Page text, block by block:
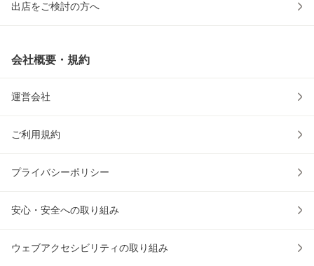
出店をご検討の方へ
会社概要・規約
運営会社
ご利用規約
プライバシーポリシー
安心・安全への取り組み
ウェブアクセシビリティの取り組み